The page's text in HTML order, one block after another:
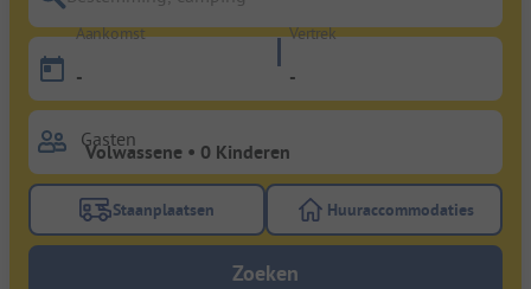
Bestemming, camping
Aankomst
-
Vertrek
-
Gasten
Gebruik de filterknop staanplaatsen om te zoeken
Staanplaatsen Gebruik de
Huuraccommodaties
Zoeken